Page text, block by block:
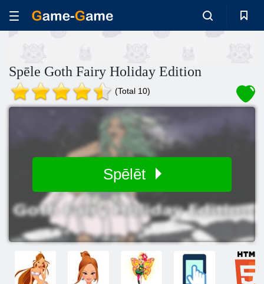
Spēle Goth Fairy Holiday Edition
(Total 10)
Spēlēt